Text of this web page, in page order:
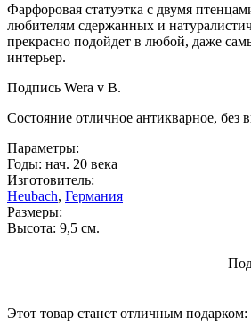
Фарфоровая статуэтка с двумя
любителям сдержанных и
прекрасно подойдет в любой, даже
интерьер.
Подпись Wera v B.
Состояние отличное антикварное, без
Параметры:
Годы: нач. 20 века
Изготовитель:
Heubach, Германия
Размеры:
Высота: 9,5 см.
Этот товар станет отличным подарком: